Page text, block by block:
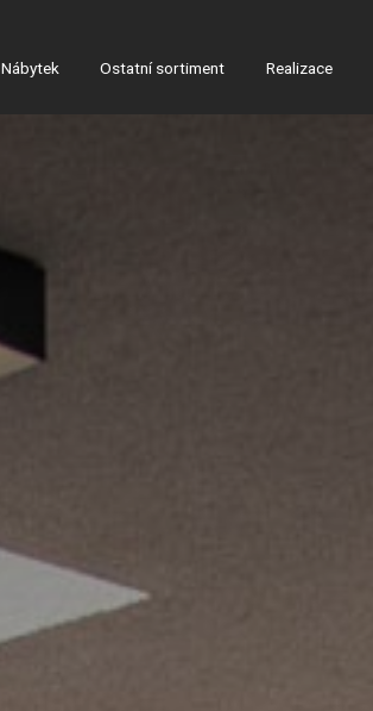
Nábytek Ostatní sortiment Realizace